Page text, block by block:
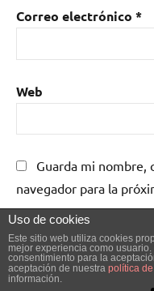
Correo electrónico *
Web
Guarda mi nombre,
navegador para la
Uso de cookies
Este sitio web utiliza cookies
mejor experiencia como
consentimiento para la
aceptación de nuestra política
información.